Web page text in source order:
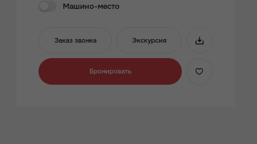
Машино-место
Заказ звонка Экскурсия
Бронировать